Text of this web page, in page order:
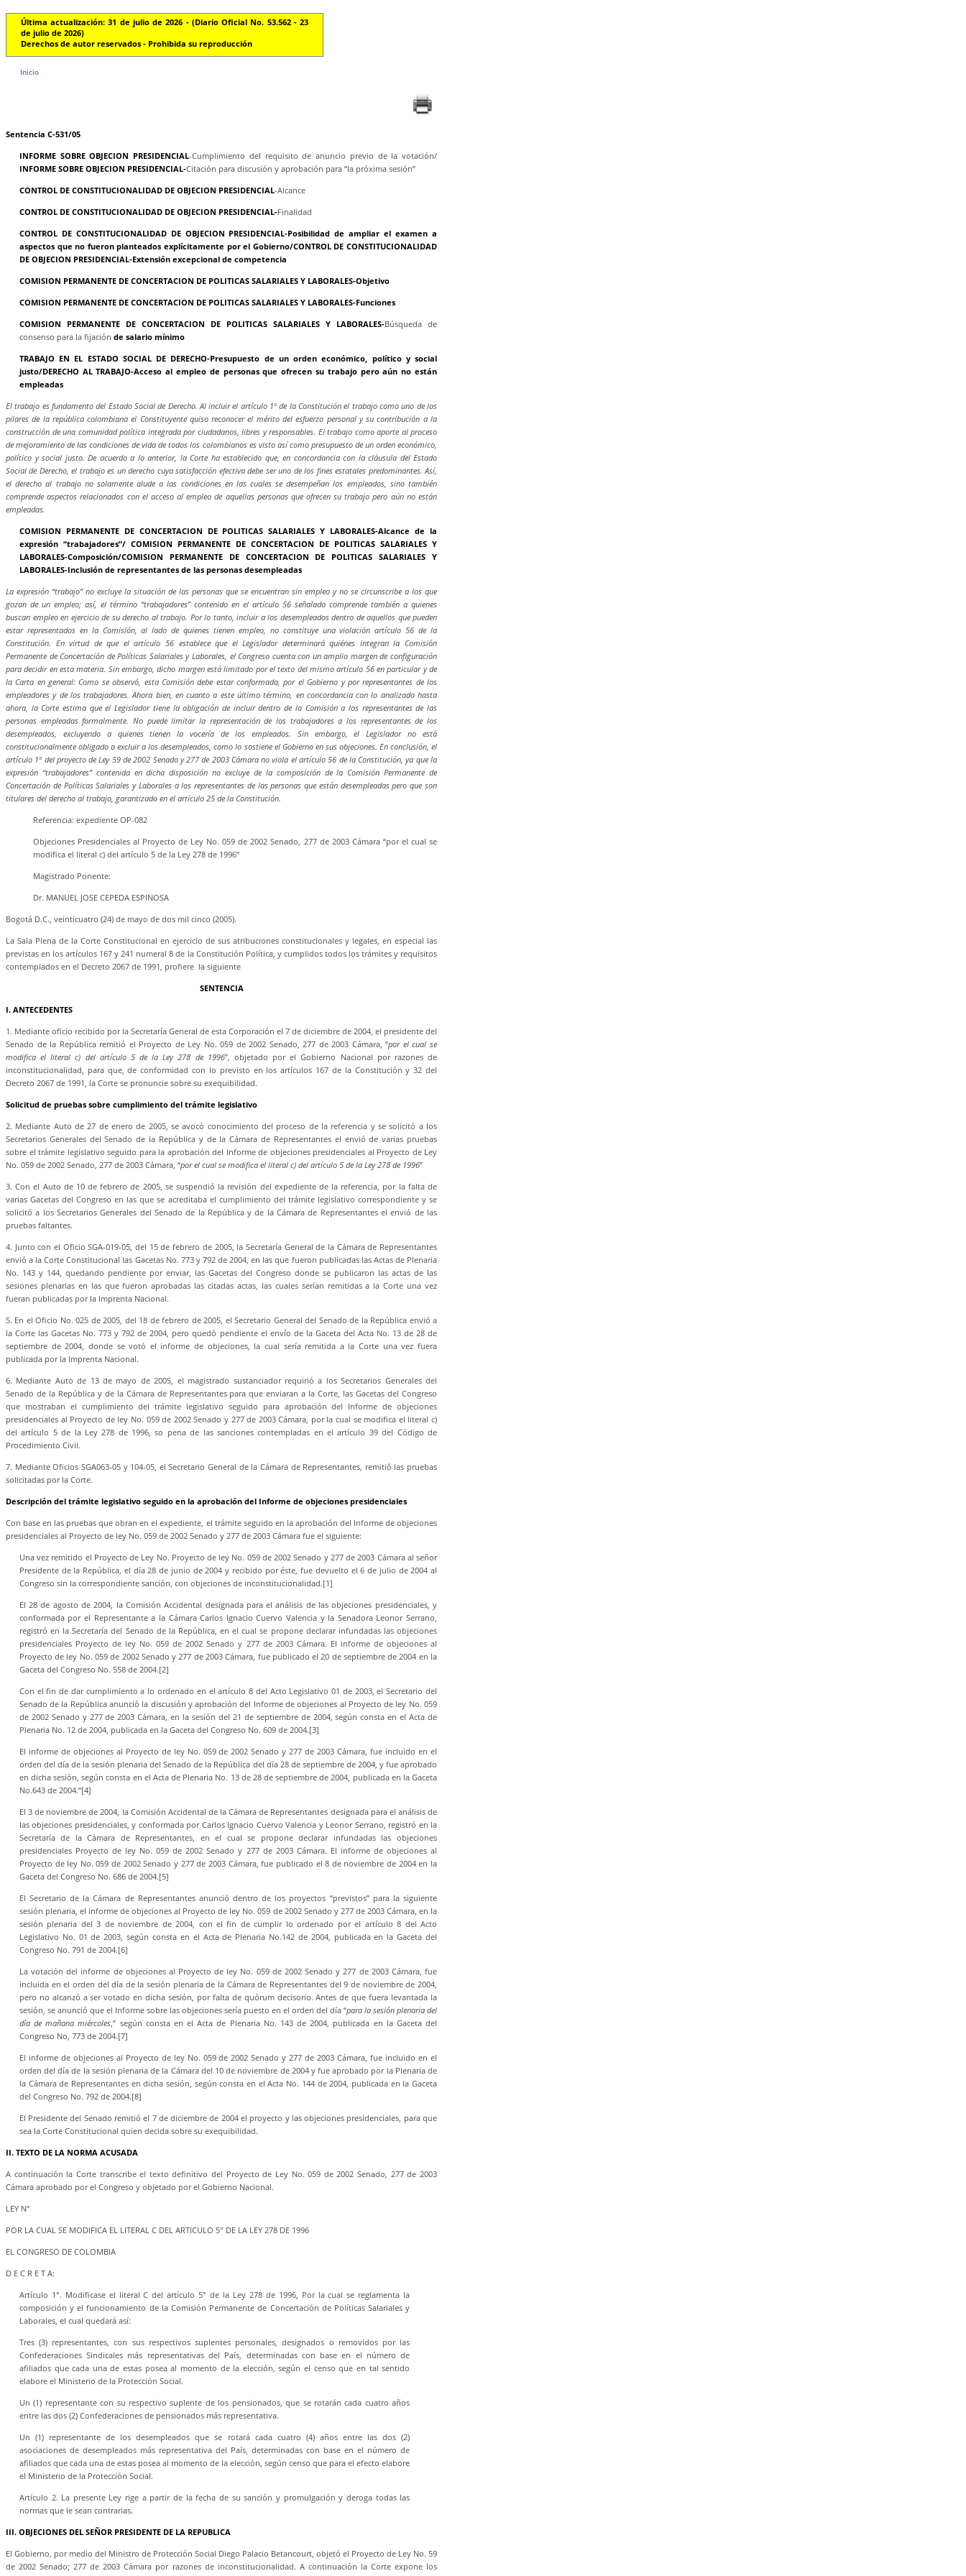
Última actualización: 31 de julio de 2026 - (Diario Oficial No. 53.562 - 23
de julio de 2026)
Derechos de autor reservados - Prohibida su reproducción
Inicio
Sentencia C-531/05
INFORME SOBRE OBJECION PRESIDENCIAL-Cumplimiento del requisito de anuncio previo de la votación/
INFORME SOBRE OBJECION PRESIDENCIAL-Citación para discusión y aprobación para “la próxima sesión”
CONTROL DE CONSTITUCIONALIDAD DE OBJECION PRESIDENCIAL-Alcance
CONTROL DE CONSTITUCIONALIDAD DE OBJECION PRESIDENCIAL-Finalidad
CONTROL DE CONSTITUCIONALIDAD DE OBJECION PRESIDENCIAL-Posibilidad de ampliar el examen a
aspectos que no fueron planteados explícitamente por el Gobierno/CONTROL DE CONSTITUCIONALIDAD
DE OBJECION PRESIDENCIAL-Extensión excepcional de competencia
COMISION PERMANENTE DE CONCERTACION DE POLITICAS SALARIALES Y LABORALES-Objetivo
COMISION PERMANENTE DE CONCERTACION DE POLITICAS SALARIALES Y LABORALES-Funciones
COMISION PERMANENTE DE CONCERTACION DE POLITICAS SALARIALES Y LABORALES-Búsqueda de
consenso para la fijación de salario mínimo
TRABAJO EN EL ESTADO SOCIAL DE DERECHO-Presupuesto de un orden económico, político y social
justo/DERECHO AL TRABAJO-Acceso al empleo de personas que ofrecen su trabajo pero aún no están
empleadas
El trabajo es fundamento del Estado Social de Derecho. Al incluir el artículo 1º de la Constitución el trabajo como uno de los
pilares de la república colombiana el Constituyente quiso reconocer el mérito del esfuerzo personal y su contribución a la
construcción de una comunidad política integrada por ciudadanos, libres y responsables. El trabajo como aporte al proceso
de mejoramiento de las condiciones de vida de todos los colombianos es visto así como presupuesto de un orden económico,
político y social justo. De acuerdo a lo anterior, la Corte ha establecido que, en concordancia con la cláusula del Estado
Social de Derecho, el trabajo es un derecho cuya satisfacción efectiva debe ser uno de los fines estatales predominantes. Así,
el derecho al trabajo no solamente alude a las condiciones en las cuales se desempeñan los empleados, sino también
comprende aspectos relacionados con el acceso al empleo de aquellas personas que ofrecen su trabajo pero aún no están
empleadas.
COMISION PERMANENTE DE CONCERTACION DE POLITICAS SALARIALES Y LABORALES-Alcance de la
expresión “trabajadores”/ COMISION PERMANENTE DE CONCERTACION DE POLITICAS SALARIALES Y
LABORALES-Composición/COMISION PERMANENTE DE CONCERTACION DE POLITICAS SALARIALES Y
LABORALES-Inclusión de representantes de las personas desempleadas
La expresión “trabajo” no excluye la situación de las personas que se encuentran sin empleo y no se circunscribe a los que
gozan de un empleo; así, el término “trabajadores” contenido en el artículo 56 señalado comprende también a quienes
buscan empleo en ejercicio de su derecho al trabajo. Por lo tanto, incluir a los desempleados dentro de aquellos que pueden
estar representados en la Comisión, al lado de quienes tienen empleo, no constituye una violación artículo 56 de la
Constitución. En virtud de que el artículo 56 establece que el Legislador determinará quiénes integran la Comisión
Permanente de Concertación de Políticas Salariales y Laborales, el Congreso cuenta con un amplio margen de configuración
para decidir en esta materia. Sin embargo, dicho margen está limitado por el texto del mismo artículo 56 en particular y de
la Carta en general: Como se observó, esta Comisión debe estar conformada, por el Gobierno y por representantes de los
empleadores y de los trabajadores. Ahora bien, en cuanto a este último término, en concordancia con lo analizado hasta
ahora, la Corte estima que el Legislador tiene la obligación de incluir dentro de la Comisión a los representantes de las
personas empleadas formalmente. No puede limitar la representación de los trabajadores a los representantes de los
desempleados, excluyendo a quienes tienen la vocería de los empleados. Sin embargo, el Legislador no está
constitucionalmente obligado a excluir a los desempleados, como lo sostiene el Gobierno en sus objeciones. En conclusión, el
artículo 1º del proyecto de Ley 59 de 2002 Senado y 277 de 2003 Cámara no viola el artículo 56 de la Constitución, ya que la
expresión “trabajadores” contenida en dicha disposición no excluye de la composición de la Comisión Permanente de
Concertación de Políticas Salariales y Laborales a los representantes de las personas que están desempleadas pero que son
titulares del derecho al trabajo, garantizado en el artículo 25 de la Constitución.
Referencia: expediente OP-082
Objeciones Presidenciales al Proyecto de Ley No. 059 de 2002 Senado, 277 de 2003 Cámara “por el cual se
modifica el literal c) del artículo 5 de la Ley 278 de 1996”
Magistrado Ponente:
Dr. MANUEL JOSE CEPEDA ESPINOSA
Bogotá D.C., veinticuatro (24) de mayo de dos mil cinco (2005).
La Sala Plena de la Corte Constitucional en ejercicio de sus atribuciones constitucionales y legales, en especial las
previstas en los artículos 167 y 241 numeral 8 de la Constitución Política, y cumplidos todos los trámites y requisitos
contemplados en el Decreto 2067 de 1991, profiere la siguiente
SENTENCIA
I. ANTECEDENTES
1. Mediante oficio recibido por la Secretaría General de esta Corporación el 7 de diciembre de 2004, el presidente del
Senado de la República remitió el Proyecto de Ley No. 059 de 2002 Senado, 277 de 2003 Cámara, “por el cual se
modifica el literal c) del artículo 5 de la Ley 278 de 1996”, objetado por el Gobierno Nacional por razones de
inconstitucionalidad, para que, de conformidad con lo previsto en los artículos 167 de la Constitución y 32 del
Decreto 2067 de 1991, la Corte se pronuncie sobre su exequibilidad.
Solicitud de pruebas sobre cumplimiento del trámite legislativo
2. Mediante Auto de 27 de enero de 2005, se avocó conocimiento del proceso de la referencia y se solicitó a los
Secretarios Generales del Senado de la República y de la Cámara de Representantes el envió de varias pruebas
sobre el trámite legislativo seguido para la aprobación del Informe de objeciones presidenciales al Proyecto de Ley
No. 059 de 2002 Senado, 277 de 2003 Cámara, “por el cual se modifica el literal c) del artículo 5 de la Ley 278 de 1996”
3. Con el Auto de 10 de febrero de 2005, se suspendió la revisión del expediente de la referencia, por la falta de
varias Gacetas del Congreso en las que se acreditaba el cumplimiento del trámite legislativo correspondiente y se
solicitó a los Secretarios Generales del Senado de la República y de la Cámara de Representantes el envió de las
pruebas faltantes.
4. Junto con el Oficio SGA-019-05, del 15 de febrero de 2005, la Secretaría General de la Cámara de Representantes
envió a la Corte Constitucional las Gacetas No. 773 y 792 de 2004, en las que fueron publicadas las Actas de Plenaria
No. 143 y 144, quedando pendiente por enviar, las Gacetas del Congreso donde se publicaron las actas de las
sesiones plenarias en las que fueron aprobadas las citadas actas, las cuales serían remitidas a la Corte una vez
fueran publicadas por la Imprenta Nacional.
5. En el Oficio No. 025 de 2005, del 18 de febrero de 2005, el Secretario General del Senado de la República envió a
la Corte las Gacetas No. 773 y 792 de 2004, pero quedó pendiente el envío de la Gaceta del Acta No. 13 de 28 de
septiembre de 2004, donde se votó el informe de objeciones, la cual sería remitida a la Corte una vez fuera
publicada por la Imprenta Nacional.
6. Mediante Auto de 13 de mayo de 2005, el magistrado sustanciador requirió a los Secretarios Generales del
Senado de la República y de la Cámara de Representantes para que enviaran a la Corte, las Gacetas del Congreso
que mostraban el cumplimiento del trámite legislativo seguido para aprobación del Informe de objeciones
presidenciales al Proyecto de ley No. 059 de 2002 Senado y 277 de 2003 Cámara, por la cual se modifica el literal c)
del artículo 5 de la Ley 278 de 1996, so pena de las sanciones contempladas en el artículo 39 del Código de
Procedimiento Civil.
7. Mediante Oficios SGA063-05 y 104-05, el Secretario General de la Cámara de Representantes, remitió las pruebas
solicitadas por la Corte.
Descripción del trámite legislativo seguido en la aprobación del Informe de objeciones presidenciales
Con base en las pruebas que obran en el expediente, el trámite seguido en la aprobación del Informe de objeciones
presidenciales al Proyecto de ley No. 059 de 2002 Senado y 277 de 2003 Cámara fue el siguiente:
Una vez remitido el Proyecto de Ley No. Proyecto de ley No. 059 de 2002 Senado y 277 de 2003 Cámara al señor
Presidente de la República, el día 28 de junio de 2004 y recibido por éste, fue devuelto el 6 de julio de 2004 al
Congreso sin la correspondiente sanción, con objeciones de inconstitucionalidad.[1]
El 28 de agosto de 2004, la Comisión Accidental designada para el análisis de las objeciones presidenciales, y
conformada por el Representante a la Cámara Carlos Ignacio Cuervo Valencia y la Senadora Leonor Serrano,
registró en la Secretaría del Senado de la República, en el cual se propone declarar infundadas las objeciones
presidenciales Proyecto de ley No. 059 de 2002 Senado y 277 de 2003 Cámara. El informe de objeciones al
Proyecto de ley No. 059 de 2002 Senado y 277 de 2003 Cámara, fue publicado el 20 de septiembre de 2004 en la
Gaceta del Congreso No. 558 de 2004.[2]
Con el fin de dar cumplimiento a lo ordenado en el artículo 8 del Acto Legislativo 01 de 2003, el Secretario del
Senado de la República anunció la discusión y aprobación del Informe de objeciones al Proyecto de ley No. 059
de 2002 Senado y 277 de 2003 Cámara, en la sesión del 21 de septiembre de 2004, según consta en el Acta de
Plenaria No. 12 de 2004, publicada en la Gaceta del Congreso No. 609 de 2004.[3]
El informe de objeciones al Proyecto de ley No. 059 de 2002 Senado y 277 de 2003 Cámara, fue incluido en el
orden del día de la sesión plenaria del Senado de la República del día 28 de septiembre de 2004, y fue aprobado
en dicha sesión, según consta en el Acta de Plenaria No. 13 de 28 de septiembre de 2004, publicada en la Gaceta
No.643 de 2004.”[4]
El 3 de noviembre de 2004, la Comisión Accidental de la Cámara de Representantes designada para el análisis de
las objeciones presidenciales, y conformada por Carlos Ignacio Cuervo Valencia y Leonor Serrano, registró en la
Secretaría de la Cámara de Representantes, en el cual se propone declarar infundadas las objeciones
presidenciales Proyecto de ley No. 059 de 2002 Senado y 277 de 2003 Cámara. El informe de objeciones al
Proyecto de ley No. 059 de 2002 Senado y 277 de 2003 Cámara, fue publicado el 8 de noviembre de 2004 en la
Gaceta del Congreso No. 686 de 2004.[5]
El Secretario de la Cámara de Representantes anunció dentro de los proyectos “previstos” para la siguiente
sesión plenaria, el informe de objeciones al Proyecto de ley No. 059 de 2002 Senado y 277 de 2003 Cámara, en la
sesión plenaria del 3 de noviembre de 2004, con el fin de cumplir lo ordenado por el artículo 8 del Acto
Legislativo No. 01 de 2003, según consta en el Acta de Plenaria No.142 de 2004, publicada en la Gaceta del
Congreso No. 791 de 2004.[6]
La votación del informe de objeciones al Proyecto de ley No. 059 de 2002 Senado y 277 de 2003 Cámara, fue
incluida en el orden del día de la sesión plenaria de la Cámara de Representantes del 9 de noviembre de 2004,
pero no alcanzó a ser votado en dicha sesión, por falta de quórum decisorio. Antes de que fuera levantada la
sesión, se anunció que el Informe sobre las objeciones sería puesto en el orden del día “para la sesión plenaria del
día de mañana miércoles,” según consta en el Acta de Plenaria No. 143 de 2004, publicada en la Gaceta del
Congreso No, 773 de 2004.[7]
El informe de objeciones al Proyecto de ley No. 059 de 2002 Senado y 277 de 2003 Cámara, fue incluido en el
orden del día de la sesión plenaria de la Cámara del 10 de noviembre de 2004 y fue aprobado por la Plenaria de
la Cámara de Representantes en dicha sesión, según consta en el Acta No. 144 de 2004, publicada en la Gaceta
del Congreso No. 792 de 2004.[8]
El Presidente del Senado remitió el 7 de diciembre de 2004 el proyecto y las objeciones presidenciales, para que
sea la Corte Constitucional quien decida sobre su exequibilidad.
II. TEXTO DE LA NORMA ACUSADA
A continuación la Corte transcribe el texto definitivo del Proyecto de Ley No. 059 de 2002 Senado, 277 de 2003
Cámara aprobado por el Congreso y objetado por el Gobierno Nacional.
LEY N°
POR LA CUAL SE MODIFICA EL LITERAL C DEL ARTICULO 5° DE LA LEY 278 DE 1996
EL CONGRESO DE COLOMBIA
D E C R E T A:
Artículo 1°. Modificase el literal C del artículo 5° de la Ley 278 de 1996, Por la cual se reglamenta la
composición y el funcionamiento de la Comisión Permanente de Concertación de Políticas Salariales y
Laborales, el cual quedará así:
Tres (3) representantes, con sus respectivos suplentes personales, designados o removidos por las
Confederaciones Sindicales más representativas del País, determinadas con base en el número de
afiliados que cada una de estas posea al momento de la elección, según el censo que en tal sentido
elabore el Ministerio de la Protección Social.
Un (1) representante con su respectivo suplente de los pensionados, que se rotarán cada cuatro años
entre las dos (2) Confederaciones de pensionados más representativa.
Un (1) representante de los desempleados que se rotará cada cuatro (4) años entre las dos (2)
asociaciones de desempleados más representativa del País, determinadas con base en el número de
afiliados que cada una de estas posea al momento de la elección, según censo que para el efecto elabore
el Ministerio de la Protección Social.
Artículo 2. La presente Ley rige a partir de la fecha de su sanción y promulgación y deroga todas las
normas que le sean contrarias.
III. OBJECIONES DEL SEÑOR PRESIDENTE DE LA REPUBLICA
El Gobierno, por medio del Ministro de Protección Social Diego Palacio Betancourt, objetó el Proyecto de Ley No. 59
de 2002 Senado; 277 de 2003 Cámara por razones de inconstitucionalidad. A continuación la Corte expone los